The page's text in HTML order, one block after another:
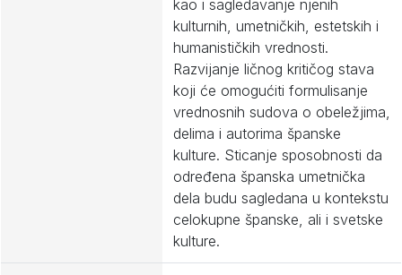
kao i sagledavanje njenih
kulturnih, umetničkih, estetskih i
humanističkih vrednosti.
Razvijanje ličnog kritičog stava
koji će omogućiti formulisanje
vrednosnih sudova o obeležjima,
delima i autorima španske
kulture. Sticanje sposobnosti da
određena španska umetnička
dela budu sagledana u kontekstu
celokupne španske, ali i svetske
kulture.